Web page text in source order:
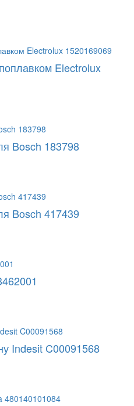
Electrolux
Bosch 183798
Bosch 417439
Indesit C00091568